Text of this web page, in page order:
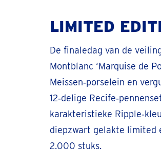
LIMITED
De finaledag van de
Montblanc ‘Marquise de
Meissen‑porselein en
12‑delige
karakteristieke
diepzwart gelakte limited
2.000 stuks.